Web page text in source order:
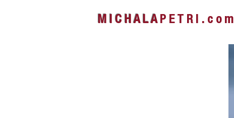
M I C H A L AP E T R I . c o m